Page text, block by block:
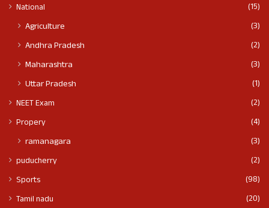
National
(15)
Agriculture
(3)
Andhra Pradesh
(2)
Maharashtra
(3)
Uttar Pradesh
(1)
NEET Exam
(2)
Propery
(4)
ramanagara (3)
puducherry
(2)
Sports
(98)
Tamil nadu
(20)